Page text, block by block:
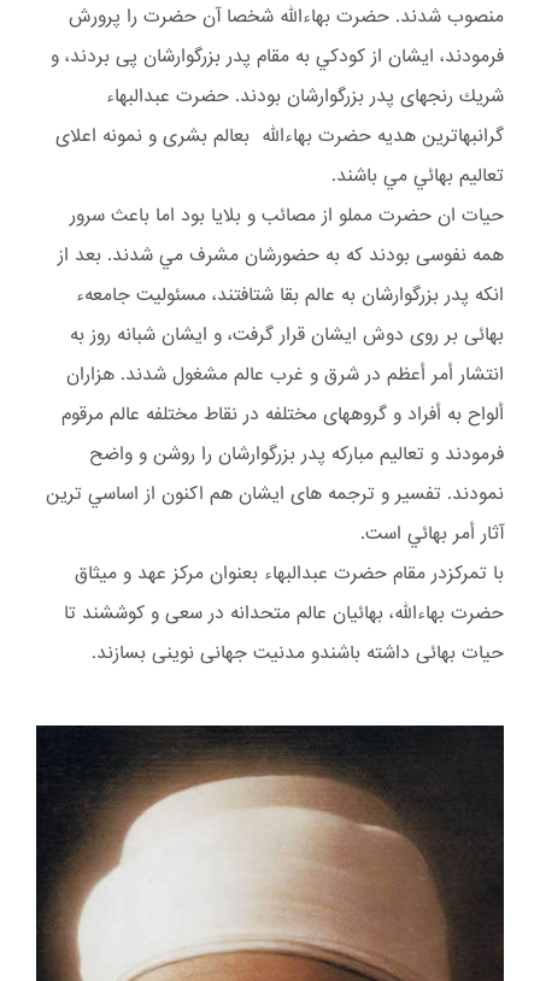
منصوب شدند. حضرت بهاءالله شخصا آن حضرت را پرورش
فرمودند، ايشان از كودكي به مقام پدر بزرگوارشان پى بردند، و
شريك رنجهاى پدر بزرگوارشان بودند. حضرت عبدالبهاء
گرانبهاترين هديه حضرت بهاءالله بعالم بشرى و نمونه اعلاى
تعاليم بهائي مي باشند.
حيات ان حضرت مملو از مصائب و بلايا بود اما باعث سرور
همه نفوسى بودند كه به حضورشان مشرف مي شدند. بعد از
انكه پدر بزرگوارشان به عالم بقا شتافتند، مسئوليت جامعهء
بهائى بر روى دوش ايشان قرار گرفت، و ايشان شبانه روز به
انتشار أمر أعظم در شرق و غرب عالم مشغول شدند. هزاران
ألواح به أفراد و گروههاى مختلفه در نقاط مختلفه عالم مرقوم
فرمودند و تعاليم مباركه پدر بزرگوارشان را روشن و واضح
نمودند. تفسير و ترجمه هاى ايشان هم اكنون از اساسي ترين
آثار أمر بهائي است.
با تمرکزدر مقام حضرت عبدالبهاء بعنوان مركز عهد و ميثاق
حضرت بهاءالله، بهائيان عالم متحدانه در سعى و كوششند تا
حيات بهائى داشته باشندو مدنيت جهانى نوينى بسازند.